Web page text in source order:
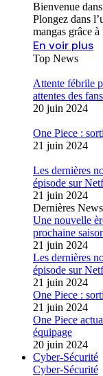
Bienvenue
Plongez dans
mangas grâce
En voir plus
Top News
Attente fébrile
attentes des fans
20 juin 2024
One Piece :
21 juin 2024
Les dernières
épisode sur
21 juin 2024
Dernières News
Une nouvelle
prochaine
21 juin 2024
Les dernières
épisode sur
21 juin 2024
One Piece :
21 juin 2024
One Piece
équipage
20 juin 2024
Cyber-Sécurité
Cyber-Sécurité